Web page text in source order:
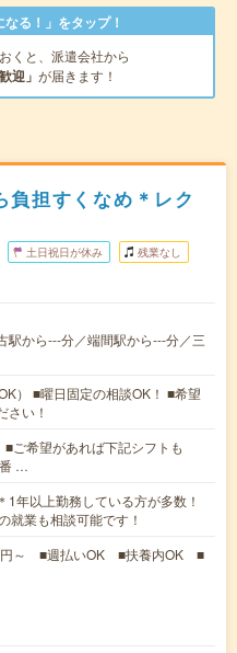
る！」をタップ！
くと、派遣会社から
迎」 が届きます！
負担すくなめ＊レク
土日祝日が休み 残業なし
駅から---分／端間駅から---分／三
） ■曜日固定の相談OK！ ■希望
さい！
ご希望があれば下記シフトも
…
1年以上勤務している方が多数！
就業も相談可能です！
円～ ■週払いOK ■扶養内OK ■